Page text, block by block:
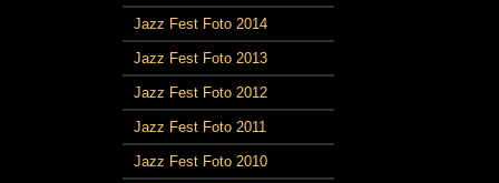
Jazz Fest Foto 2014
Jazz Fest Foto 2013
Jazz Fest Foto 2012
Jazz Fest Foto 2011
Jazz Fest Foto 2010